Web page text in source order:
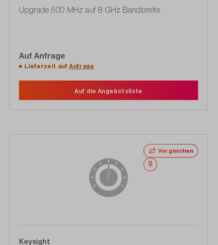
Upgrade 500 MHz auf 8 GHz Bandbreite
Auf Anfrage
Lieferzeit aufAnfrage
Auf die Angebotsliste
Vergleichen
Merken
Keysight